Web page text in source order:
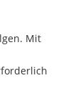
Mit